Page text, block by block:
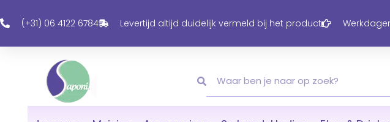
Naar
Inhoud
(+31) 06 4122 6784 Levertijd altijd duidelijk vermeld bij het product